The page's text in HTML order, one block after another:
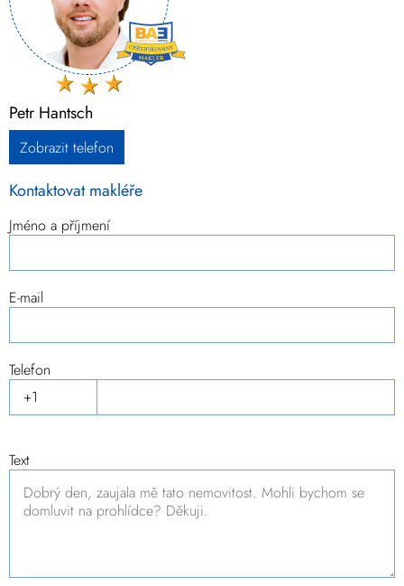
Petr Hantsch
Zobrazit telefon
Kontaktovat makléře
Jméno a příjmení
E-mail
Telefon
Text